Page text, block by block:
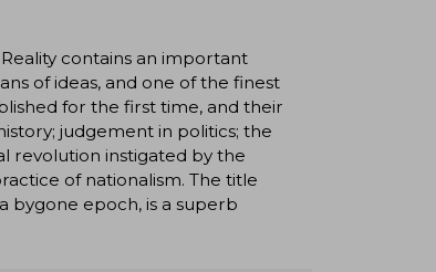
contains an important
of ideas, and one of the finest
for the first time, and their
judgement in politics; the
revolution instigated by the
of nationalism. The title
bygone epoch, is a superb